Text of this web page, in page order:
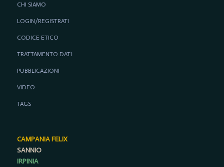
CHI SIAMO
LOGIN/REGISTRATI
CODICE ETICO
TRATTAMENTO DATI
PUBBLICAZIONI
VIDEO
TAGS
CAMPANIA FELIX
SANNIO
IRPINIA